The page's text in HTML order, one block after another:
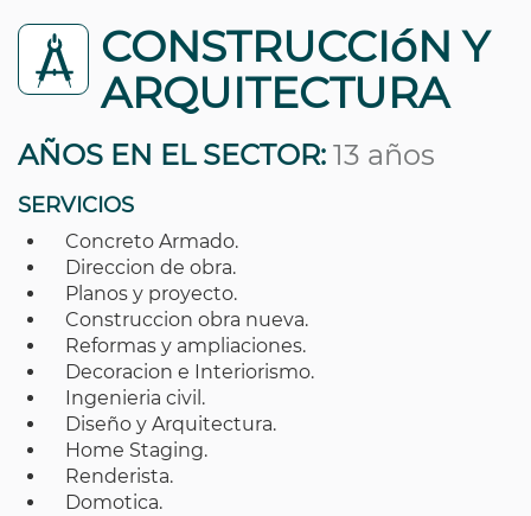
CONSTRUCCIóN Y
ARQUITECTURA
AÑOS EN EL SECTOR: 13 años
SERVICIOS
Concreto Armado.
Direccion de obra.
Planos y proyecto.
Construccion obra nueva.
Reformas y ampliaciones.
Decoracion e Interiorismo.
Ingenieria civil.
Diseño y Arquitectura.
Home Staging.
Renderista.
Domotica.